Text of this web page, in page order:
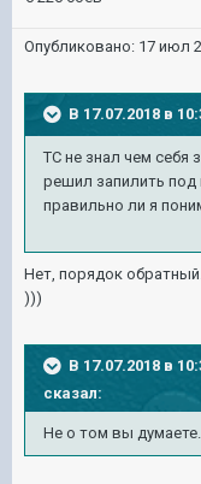
Опубликовано: 17 июл
В 17.07.2018 в
ТС не знал чем себя
решил запилить под
правильно ли я
Нет, порядок
)))
В 17.07.2018 в
сказал:
Не о том вы